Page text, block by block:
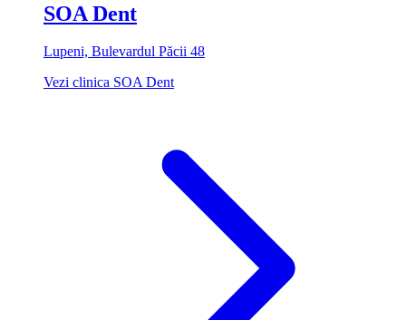
SOA Dent
Lupeni, Bulevardul Păcii 48
Vezi clinica SOA Dent